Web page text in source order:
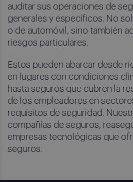
auditar sus operaciones de
generales y específicos. No
o de automóvil, sino también
riesgos particulares.
Estos pueden abarcar desde
en lugares con condiciones
hasta seguros que cubren la
de los empleadores en
requisitos de seguridad.
compañías de seguros,
empresas tecnológicas que
seguros.